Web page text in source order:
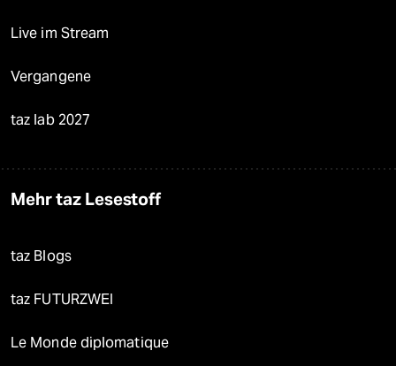
Live im Stream
Vergangene
taz lab 2027
Mehr taz Lesestoff
taz Blogs
taz FUTURZWEI
Le Monde diplomatique